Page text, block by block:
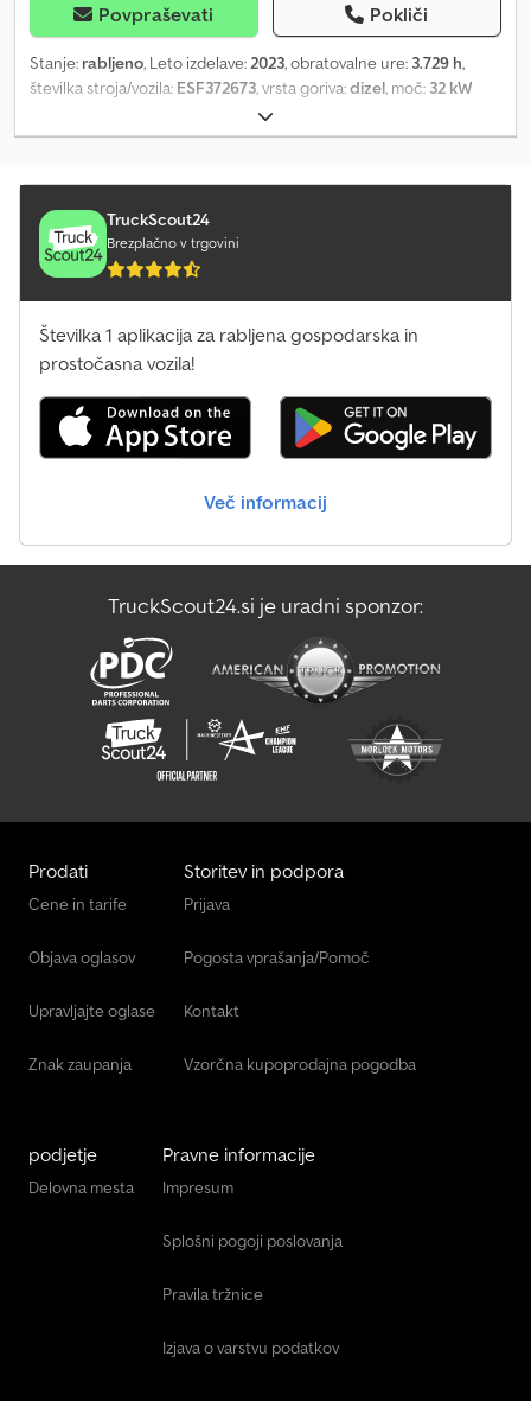
Povpraševati Pokliči
Stanje: rabljeno, Leto izdelave:2023, obratovalne ure: 3.729 h,
številka stroja/vozila: ESF372673, vrsta goriva:dizel, moč: 32 kW
, proizvajalec motorjev:Kubota
Gradbeništvo Lastna teža: 1.039 kg Moč generatorja: 40 kVA
kontaktirajte PFEIFER GROUP. Cedpfxsza Rxvo Angerf
TruckScout24
Brezplačno v trgovini
Številka 1 aplikacija za rabljena gospodarska in
prostočasna vozila!
Več informacij
TruckScout24.si je uradni sponzor:
Prodati
Cene in tarife
Objava oglasov
Upravljajte oglase
Znak zaupanja
Storitev in podpora
Prijava
Pogosta vprašanja/Pomoč
Kontakt
Vzorčna kupoprodajna pogodba
podjetje
Delovna mesta
Pravne informacije
Impresum
Splošni pogoji poslovanja
Pravila tržnice
Izjava o varstvu podatkov